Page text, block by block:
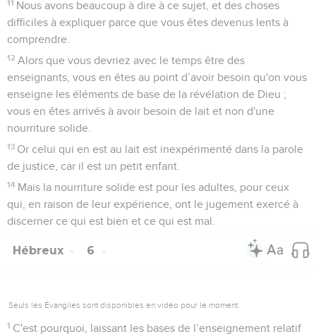
11 Nous avons beaucoup à dire à ce sujet, et des choses
difficiles à expliquer parce que vous êtes devenus lents à
comprendre.
12 Alors que vous devriez avec le temps être des
enseignants, vous en êtes au point d’avoir besoin qu'on vous
enseigne les éléments de base de la révélation de Dieu ;
vous en êtes arrivés à avoir besoin de lait et non d'une
nourriture solide.
13 Or celui qui en est au lait est inexpérimenté dans la parole
de justice, car il est un petit enfant.
14 Mais la nourriture solide est pour les adultes, pour ceux
qui, en raison de leur expérience, ont le jugement exercé à
discerner ce qui est bien et ce qui est mal.
Hébreux 6
Seuls les Évangiles sont disponibles en vidéo pour le moment.
1 C'est pourquoi, laissant les bases de l’enseignement relatif